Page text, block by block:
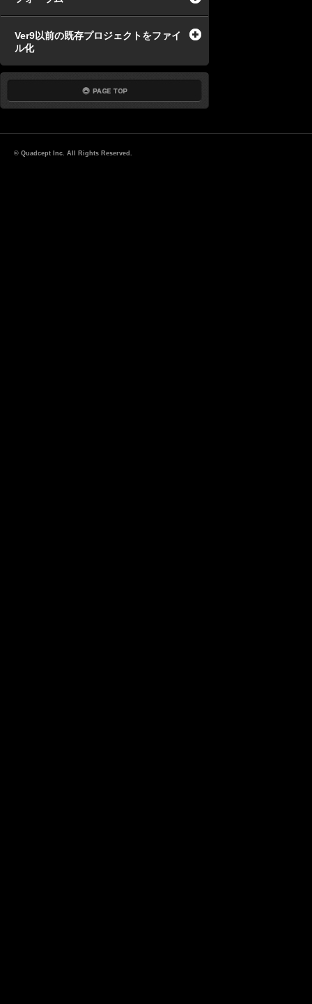
Ver9以前の既存プロジェクトをファイ
ル化
© Quadcept Inc. All Rights Reserved.